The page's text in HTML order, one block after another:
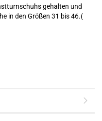
gehalten und
in den Größen 31 bis 46.(